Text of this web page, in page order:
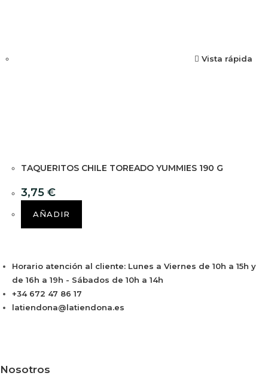
Vista rápida
TAQUERITOS CHILE TOREADO YUMMIES 190 G
3,75 €
AÑADIR
Horario atención al cliente: Lunes a Viernes de 10h a 15h y
de 16h a 19h - Sábados de 10h a 14h
+34 672 47 86 17
latiendona@latiendona.es
Nosotros